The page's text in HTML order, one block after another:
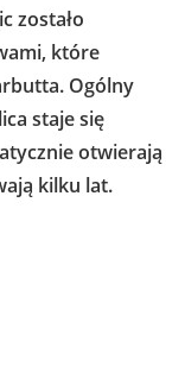
zostało
które
Ogólny
staje się
otwierają
kilku lat.